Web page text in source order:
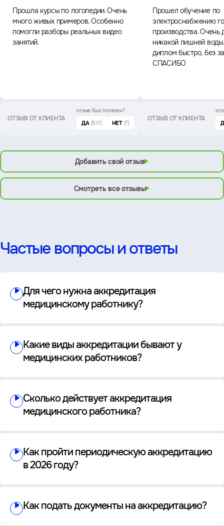
Прошла курсы по логопедии. Очень
много живых примеров. Особенно
помогли разборы реальных видео
занятий.
ОТЗЫВ ОТ КЛИЕНТА
отзыв был полезен?
ДА (517) НЕТ (7)
Прошел обучение по
электроснабжению
производства. Очень
никакой лишней
диплом быстро, без
СПАСИБО
ОТЗЫВ ОТ КЛИЕНТА
Добавить свой отзыв
Смотреть все отзывы
Частые вопросы и ответы
Для чего нужна аккредитация
медицинскому работнику?
Какие виды аккредитации бывают у
медицинских работников?
Сколько действует аккредитация
медицинского работника?
Как пройти периодическую аккредитацию
в 2026 году?
Как подать документы на аккредитацию?